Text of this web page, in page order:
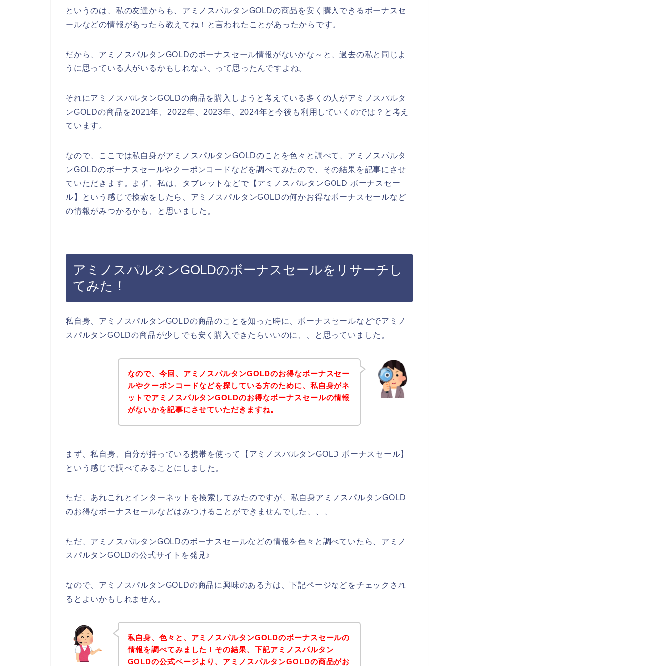
というのは、私の友達からも、アミノスパルタンGOLDの商品を安く購入できるボーナスセ
ールなどの情報があったら教えてね！と言われたことがあったからです。
だから、アミノスパルタンGOLDのボーナスセール情報がないかな～と、過去の私と同じよ
うに思っている人がいるかもしれない、って思ったんですよね。
それにアミノスパルタンGOLDの商品を購入しようと考えている多くの人がアミノスパルタ
ンGOLDの商品を2021年、2022年、2023年、2024年と今後も利用していくのでは？と考え
ています。
なので、ここでは私自身がアミノスパルタンGOLDのことを色々と調べて、アミノスパルタ
ンGOLDのボーナスセールやクーポンコードなどを調べてみたので、その結果を記事にさせ
ていただきます。まず、私は、タブレットなどで【アミノスパルタンGOLD ボーナスセー
ル】という感じで検索をしたら、アミノスパルタンGOLDの何かお得なボーナスセールなど
の情報がみつかるかも、と思いました。
アミノスパルタンGOLDのボーナスセールをリサーチし
てみた！
私自身、アミノスパルタンGOLDの商品のことを知った時に、ボーナスセールなどでアミノ
スパルタンGOLDの商品が少しでも安く購入できたらいいのに、、と思っていました。
なので、今回、アミノスパルタンGOLDのお得なボーナスセー
ルやクーポンコードなどを探している方のために、私自身がネ
ットでアミノスパルタンGOLDのお得なボーナスセールの情報
がないかを記事にさせていただきますね。
まず、私自身、自分が持っている携帯を使って【アミノスパルタンGOLD ボーナスセール】
という感じで調べてみることにしました。
ただ、あれこれとインターネットを検索してみたのですが、私自身アミノスパルタンGOLD
のお得なボーナスセールなどはみつけることができませんでした、、、
ただ、アミノスパルタンGOLDのボーナスセールなどの情報を色々と調べていたら、アミノ
スパルタンGOLDの公式サイトを発見♪
なので、アミノスパルタンGOLDの商品に興味のある方は、下記ページなどをチェックされ
るとよいかもしれません。
私自身、色々と、アミノスパルタンGOLDのボーナスセールの
情報を調べてみました！その結果、下記アミノスパルタン
GOLDの公式ページより、アミノスパルタンGOLDの商品がお